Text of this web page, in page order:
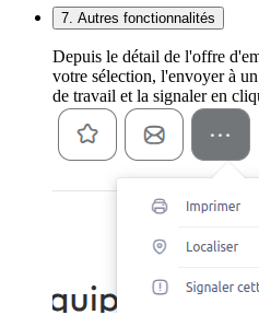
7. Autres fonctionnalités
Depuis le détail de l'offre
votre sélection, l'envoyer à
de travail et la signaler en